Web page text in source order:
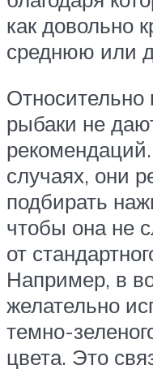
как довольно
среднюю или
рыбаки не
случаях, они
подбирать
чтобы она не
от
Например, в
желательно
темно-
цвета. Это